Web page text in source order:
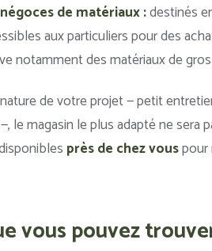
de matériaux :destinés
aux particuliers pour des
notamment des matériaux de
de votre projet — petit
le magasin le plus adapté ne
près de chez vouspour
vous pouvez